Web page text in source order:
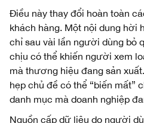
Điều này thay đổi hoàn toàn
khách hàng. Một nội dung hời
chỉ sau vài lần người dùng bỏ
chịu có thể khiến người xem
mà thương hiệu đang sản
hẹp chủ đề có thể “biến mất”
danh mục mà doanh nghiệp
Nguồn cấp dữ liệu do người